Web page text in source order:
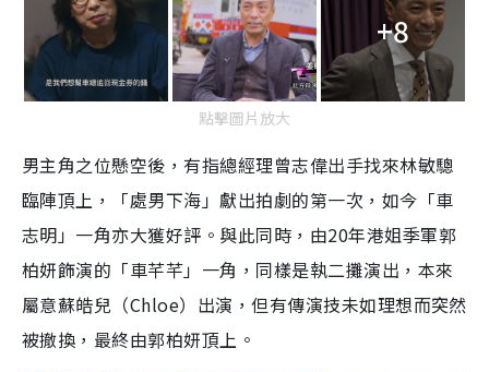
+8
點擊圖片放大
男主角之位懸空後，有指總經理曾志偉出手找來林敏驄
臨陣頂上，「處男下海」獻出拍劇的第一次，如今「車
志明」一角亦大獲好評。與此同時，由20年港姐季軍郭
柏妍飾演的「車芊芊」一角，同樣是執二攤演出，本來
屬意蘇皓兒（Chloe）出演，但有傳演技未如理想而突然
被撤換，最終由郭柏妍頂上。